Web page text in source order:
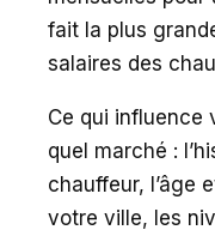
fait la plus
salaires des
Ce qui influence
quel marché :
chauffeur, l’âge
votre ville, les